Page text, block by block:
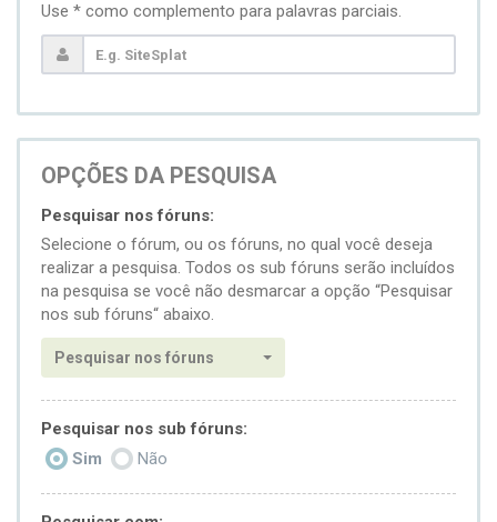
Use * como complemento para palavras parciais.
OPÇÕES DA PESQUISA
Pesquisar nos fóruns:
Selecione o fórum, ou os fóruns, no qual você deseja
realizar a pesquisa. Todos os sub fóruns serão incluídos
na pesquisa se você não desmarcar a opção “Pesquisar
nos sub fóruns“ abaixo.
Pesquisar nos fóruns
Pesquisar nos sub fóruns:
Sim
Não